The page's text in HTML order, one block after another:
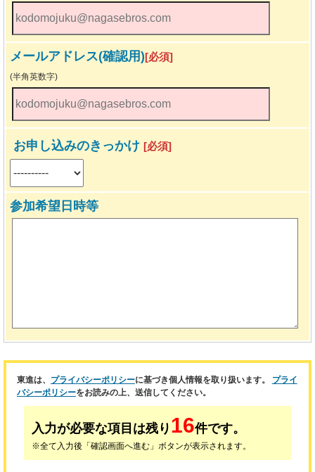
メールアドレス(確認用)[必須]
(半角英数字)
お申し込みのきっかけ [必須]
参加希望日時等
東進は、 プライバシーポリシーに基づき個人情報を取り扱います。 プライ
バシーポリシーをお読みの上、送信してください。
入力が必要な項目は残り 16件です。
※全て入力後「確認画面へ進む」ボタンが表示されます。